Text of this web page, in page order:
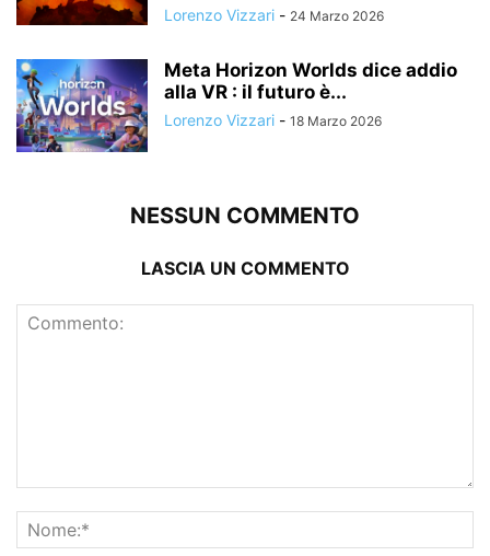
Lorenzo Vizzari - 24 Marzo 2026
Meta Horizon Worlds dice addio
alla VR : il futuro è...
Lorenzo Vizzari - 18 Marzo 2026
NESSUN COMMENTO
LASCIA UN COMMENTO